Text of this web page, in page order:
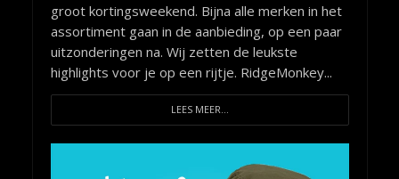
groot kortingsweekend. Bijna alle merken in het
assortiment gaan in de aanbieding, op een paar
uitzonderingen na. Wij zetten de leukste
highlights voor je op een rijtje. RidgeMonkey...
LEES MEER...